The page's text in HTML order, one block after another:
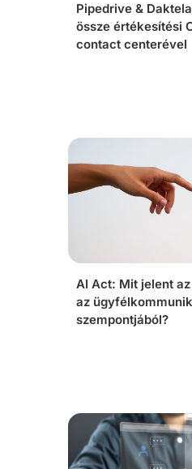
Pipedrive &
össze értékesítési
contact centerével
AI Act: Mit jelent
az
szempontjából?